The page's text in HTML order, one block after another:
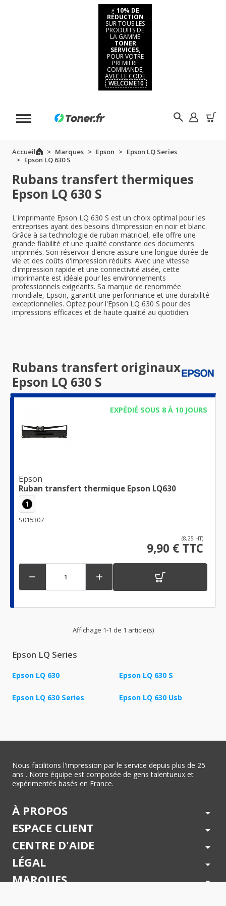
⚡ 10% DE
RÉDUCTION
SUR TOUS LES
PRODUITS DE
LA GAMME
TONER
SERVICES,
POUR VOTRE
PREMIÈRE
COMMANDE,
AVEC LE CODE
WELCOME10
Accueil Marques Epson
Epson LQ Series
Epson LQ 630 S
Rubans transfert thermiques
Epson LQ 630 S
L'imprimante Epson LQ 630 S est un choix optimal pour les
entreprises ayant des besoins d'impression en noir et blanc.
Grâce à sa technologie de ruban matriciel, elle offre une
grande fiabilité et une qualité constante des documents
imprimés. Son réservoir d'encre assure une longue durée de
vie et des coûts d'impression réduits. Avec une vitesse
d'impression rapide et une connectivité aisée, cette
imprimante est idéale pour les environnements
professionnels exigeants. Sa marque de renommée
mondiale, Epson, garantit une performance et une durabilité
exceptionnelles. Optez pour l'Epson LQ 630 S pour des
impressions efficaces et de haute qualité au quotidien.
Rubans transfert originaux
Epson LQ 630 S
EXPÉDIÉ SOUS 8 À 10 JOURS
Epson
Ruban transfert thermique Epson LQ630
1
S015307
(8,25 HT)
9,90 € TTC
 
Affichage 1-1 de 1 article(s)
Epson LQ Series
Epson LQ 630 Epson LQ 630 S
Epson LQ 630 Series Epson LQ 630 Usb
Nous facilitons l'impression par le service depuis plus de 25
ans . Notre équipe est composée de gens talentueux et
expérimentés basés en France.
À PROPOS arrow_drop_down
ESPACE CLIENT arrow_drop_down
CENTRE D'AIDE arrow_drop_down
LÉGAL arrow_drop_down
MARQUES arrow_drop_down